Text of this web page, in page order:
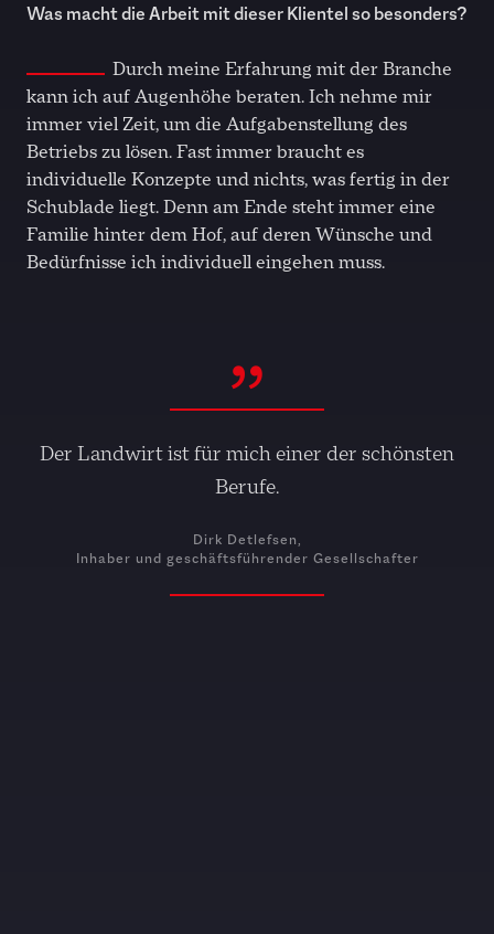
Was macht die Arbeit mit dieser Klientel so besonders?
Durch meine Erfahrung mit der Branche
kann ich auf Augenhöhe beraten. Ich nehme mir
immer viel Zeit, um die Aufgabenstellung des
Betriebs zu lösen. Fast immer braucht es
individuelle Konzepte und nichts, was fertig in der
Schublade liegt. Denn am Ende steht immer eine
Familie hinter dem Hof, auf deren Wünsche und
Bedürfnisse ich individuell eingehen muss.
Der Landwirt ist für mich einer der schönsten
Berufe.
Dirk Detlefsen,
Inhaber und geschäftsführender Gesellschafter